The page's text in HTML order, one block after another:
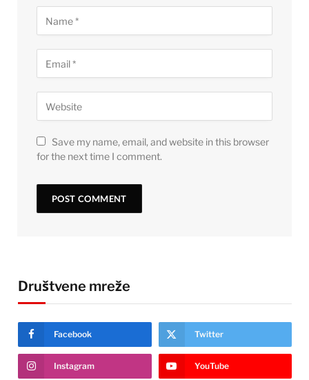
Save my name, email, and website in this browser
for the next time I comment.
Društvene mreže
Facebook Twitter
Instagram YouTube